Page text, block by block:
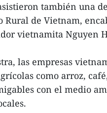
también una
Rural de Vietnam,
vietnamita Nguyen
las empresas
como arroz,
con el medio